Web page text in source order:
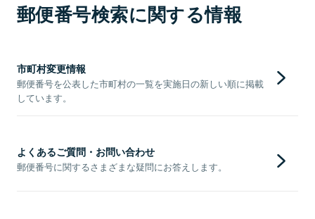
郵便番号検索に関する情報
市町村変更情報
郵便番号を公表した市町村の一覧を実施日の新しい順に掲載
しています。
よくあるご質問・お問い合わせ
郵便番号に関するさまざまな疑問にお答えします。